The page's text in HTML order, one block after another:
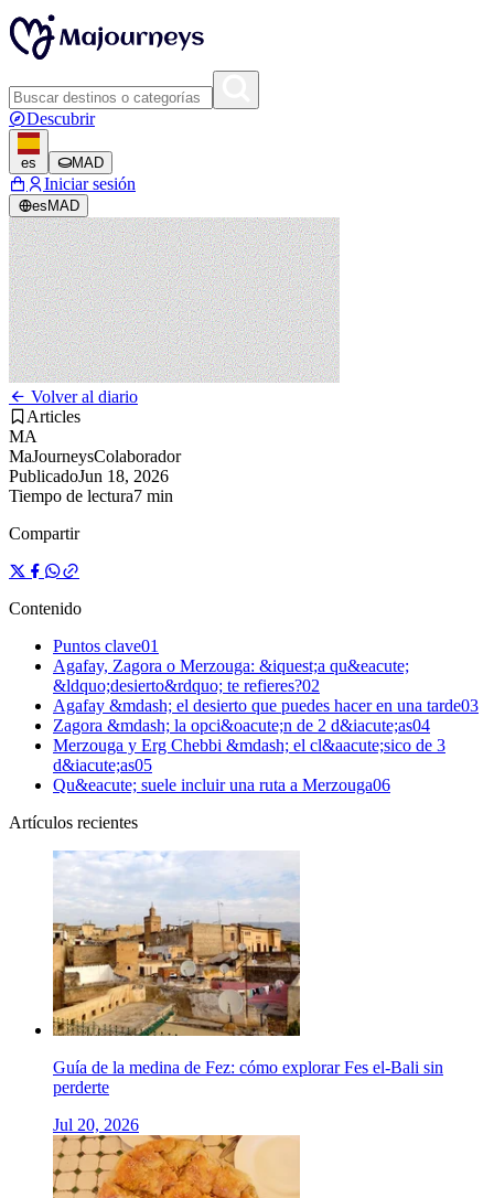
Descubrir
es MAD
Iniciar sesión
es MAD
Volver al diario
Articles
MA
MaJourneysColaborador
PublicadoJun 18, 2026
Tiempo de lectura7 min
Compartir
Contenido
Puntos clave01
Agafay, Zagora o Merzouga: &iquest;a qu&eacute;
&ldquo;desierto&rdquo; te refieres?02
Agafay &mdash; el desierto que puedes hacer en una tarde03
Zagora &mdash; la opci&oacute;n de 2 d&iacute;as04
Merzouga y Erg Chebbi &mdash; el cl&aacute;sico de 3
d&iacute;as05
Qu&eacute; suele incluir una ruta a Merzouga06
Artículos recientes
Guía de la medina de Fez: cómo explorar Fes el-Bali sin
perderte
Jul 20, 2026